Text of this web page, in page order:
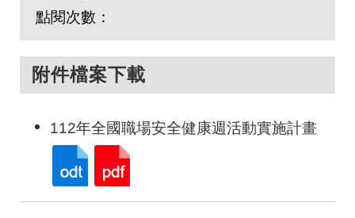
點閱次數：
附件檔案下載
112年全國職場安全健康週活動實施計畫